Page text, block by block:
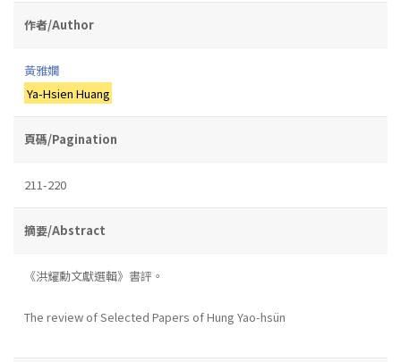
作者/Author
黃雅嫺
Ya-Hsien Huang
頁碼/Pagination
211-220
摘要/Abstract
《洪耀勳文獻選輯》書評。
The review of Selected Papers of Hung Yao-hsün